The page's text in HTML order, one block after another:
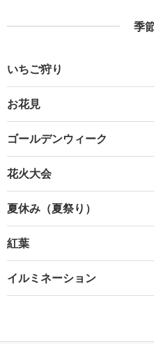
季
いちご狩り
お花見
ゴールデンウィーク
花火大会
夏休み（夏祭り）
紅葉
イルミネーション